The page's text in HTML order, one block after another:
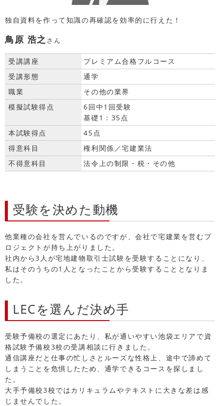
独自資料を作って知識の再確認を効率的に行えた！
鳥原 浩之 さん
受講講座
プレミアム合格フルコース
受講形態
通学
職業
その他の業界
模擬試験得点
6回中1回受験
基礎1：35点
本試験得点
45点
得意科目
権利関係／宅建業法
不得意科目
法令上の制限・税・その他
受験を決めた動機
他業種の会社を営んでいるのですが、会社で宅建業を営むプ
ロジェクトが持ち上がりました。
社内から3人が宅地建物取引士試験を受験することになり、
私はそのうちの1人となったことから受験することとなりま
した。
LECを選んだ決め手
受験予備校の選定にあたり、私が通いやすい池袋エリアで資
格試験予備校3校の受講相談に行きました。
通信講座だと仕事の忙しさとルーズな性格上、途中で諦めて
しまうことを危惧したため、通学できるコースを探しまし
た。
大手予備校3校ではカリキュラムやテキストに大きな差は感
じませんでした。